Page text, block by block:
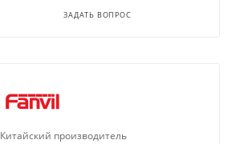
Китайский производитель
ЗАДАТЬ ВОПРОС